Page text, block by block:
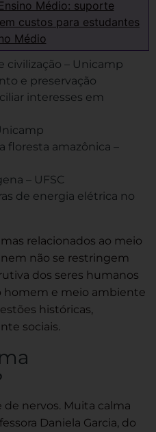
Médio: suporte
custos para estudantes
Médio
civilização – Unicamp
e preservação
interesses em
floresta amazônica –
– UFSC
de energia elétrica no
relacionados ao meio
não se restringem
dos seres humanos
homem e meio ambiente
históricas,
sociais.
nervos. Muita calma
Daniela Garcia, do